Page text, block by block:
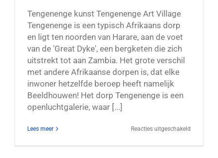
Tengenenge kunst Tengenenge Art Village
Tengenenge is een typisch Afrikaans dorp
en ligt ten noorden van Harare, aan de voet
van de 'Great Dyke', een bergketen die zich
uitstrekt tot aan Zambia. Het grote verschil
met andere Afrikaanse dorpen is, dat elke
inwoner hetzelfde beroep heeft namelijk
Beeldhouwen! Het dorp Tengenenge is een
openluchtgalerie, waar [...]
Lees meer Reacties uitgeschakeld